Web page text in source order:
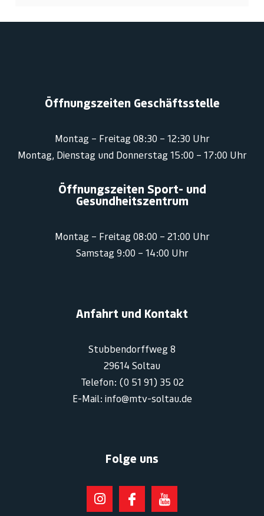
Öffnungszeiten Geschäftsstelle
Montag – Freitag 08:30 – 12:30 Uhr
Montag, Dienstag und Donnerstag 15:00 – 17:00 Uhr
Öffnungszeiten Sport- und
Gesundheitszentrum
Montag – Freitag 08:00 – 21:00 Uhr
Samstag 9:00 – 14:00 Uhr
Anfahrt und Kontakt
Stubbendorffweg 8
29614 Soltau
Telefon: (0 51 91) 35 02
E-Mail: info@mtv-soltau.de
Folge uns